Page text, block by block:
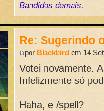
Bandidos demais.
Re: Sugerindo
por Blackbird em 14
Votei novamente.
Infelizmente só
Haha, e /spell?